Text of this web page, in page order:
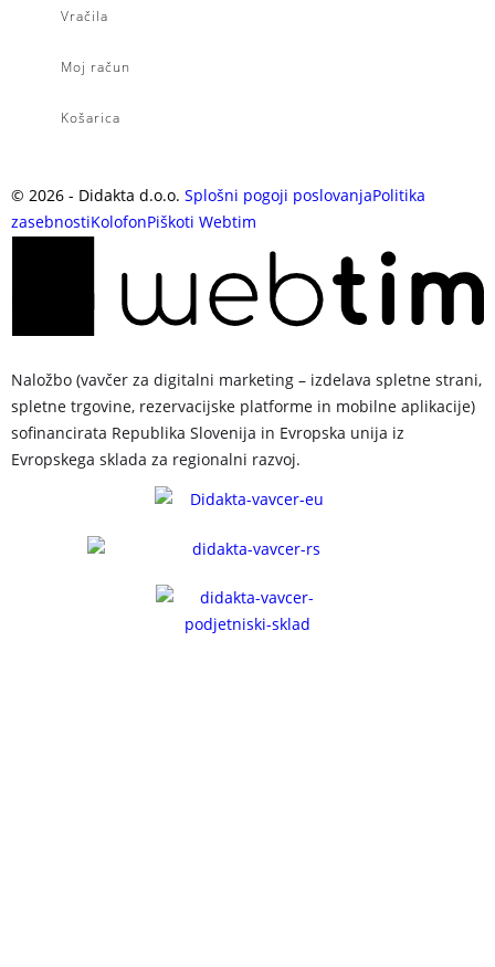
Vračila
Moj račun
Košarica
© 2026 - Didakta d.o.o. Splošni pogoji poslovanjaPolitika
zasebnostiKolofonPiškoti Webtim
Naložbo (vavčer za digitalni marketing – izdelava spletne strani,
spletne trgovine, rezervacijske platforme in mobilne aplikacije)
sofinancirata Republika Slovenija in Evropska unija iz
Evropskega sklada za regionalni razvoj.